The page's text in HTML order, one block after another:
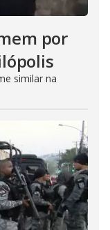
por
similar na